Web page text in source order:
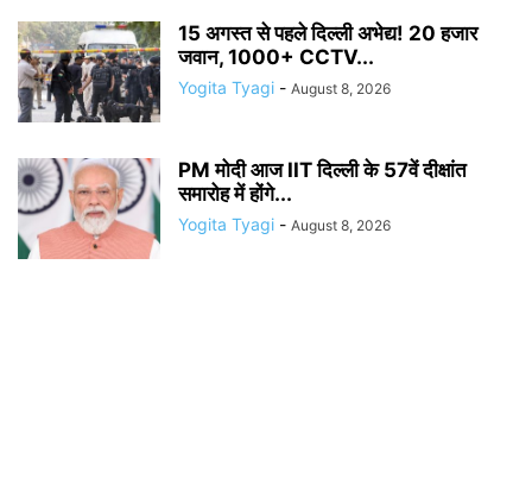
15 अगस्त से पहले दिल्ली अभेद्य! 20 हजार
जवान, 1000+ CCTV...
Yogita Tyagi - August 8, 2026
PM मोदी आज IIT दिल्ली के 57वें दीक्षांत
समारोह में होंगे...
Yogita Tyagi - August 8, 2026